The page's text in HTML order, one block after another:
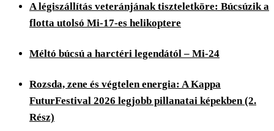
A légiszállítás veteránjának tiszteletköre: Búcsúzik a
flotta utolsó Mi-17-es helikoptere
Méltó búcsú a harctéri legendától – Mi-24
Rozsda, zene és végtelen energia: A Kappa
FuturFestival 2026 legjobb pillanatai képekben (2.
Rész)